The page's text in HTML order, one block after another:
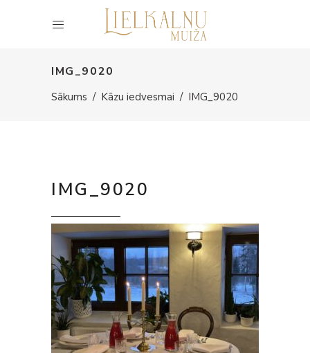
IMG_9020
Sākums / Kāzu iedvesmai / IMG_9020
IMG_9020